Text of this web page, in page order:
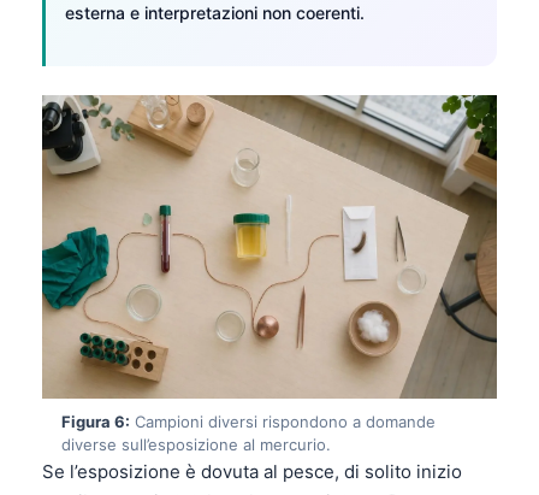
esterna e interpretazioni non coerenti.
Figura 6: Campioni diversi rispondono a domande
diverse sull’esposizione al mercurio.
Se l’esposizione è dovuta al pesce, di solito inizio
Қазақ тілі
Suomi
Hrvatski
Slovenčina
پښتو
සිංහල
অসমীয়া
Galego
Македонски јазик